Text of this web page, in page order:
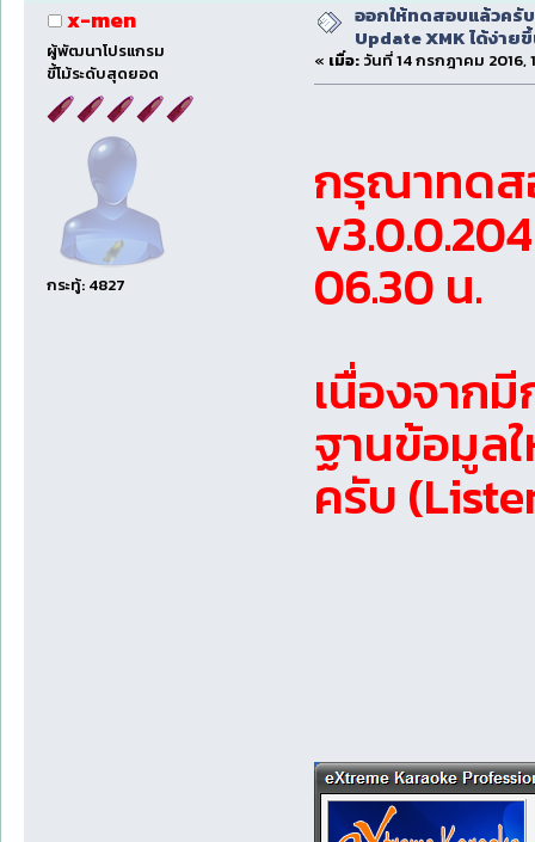
x-men
ผู้พัฒนาโปรแกรม
ขี้โม้ระดับสุดยอด
กระทู้: 4827
ออกให้ทดสอบแล้วครั
Update XMK ได้ง่าย
« เมื่อ: วันที่ 14 กรกฎาคม 2016,
กรุณาทดส
06.30 น.
เนื่องจาก
ฐานข้อมูล
ครับ